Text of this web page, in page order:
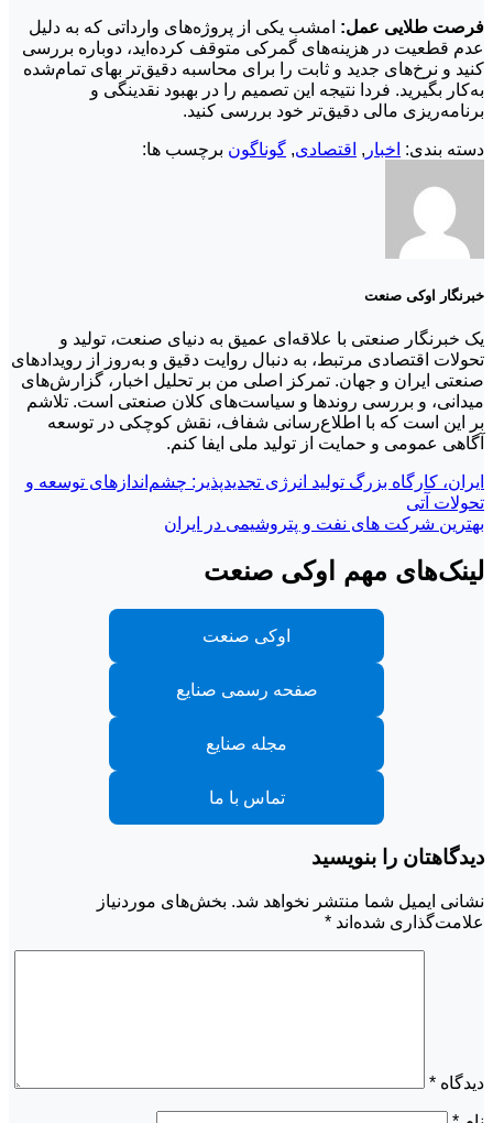
فرصت طلایی عمل: امشب یکی از پروژه‌های وارداتی که به دلیل
عدم قطعیت در هزینه‌های گمرکی متوقف کرده‌اید، دوباره بررسی
کنید و نرخ‌های جدید و ثابت را برای محاسبه دقیق‌تر بهای تمام‌شده
به‌کار بگیرید. فردا نتیجه این تصمیم را در بهبود نقدینگی و
برنامه‌ریزی مالی دقیق‌تر خود بررسی کنید.
دسته بندی: اخبار , اقتصادی, گوناگون برچسب ها:
خبرنگار اوکی صنعت
یک خبرنگار صنعتی با علاقه‌ای عمیق به دنیای صنعت، تولید و
تحولات اقتصادی مرتبط، به دنبال روایت دقیق و به‌روز از رویدادهای
صنعتی ایران و جهان. تمرکز اصلی من بر تحلیل اخبار، گزارش‌های
میدانی، و بررسی روندها و سیاست‌های کلان صنعتی است. تلاشم
بر این است که با اطلاع‌رسانی شفاف، نقش کوچکی در توسعه
آگاهی عمومی و حمایت از تولید ملی ایفا کنم.
ایران، کارگاه بزرگ تولید انرژی تجدیدپذیر: چشم‌اندازهای توسعه و
تحولات آتی
بهترین شرکت های نفت و پتروشیمی در ایران
لینک‌های مهم اوکی صنعت
اوکی صنعت
صفحه رسمی صنایع
مجله صنایع
تماس با ما
دیدگاهتان را بنویسید
نشانی ایمیل شما منتشر نخواهد شد. بخش‌های موردنیاز
علامت‌گذاری شده‌اند *
دیدگاه *